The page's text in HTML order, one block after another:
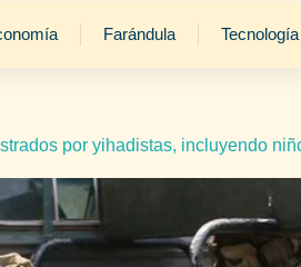
Farándula Tecnología
por yihadistas, incluyendo